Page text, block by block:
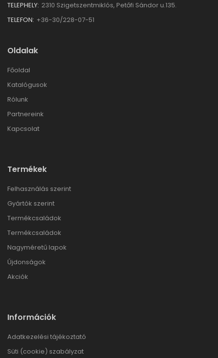
TELEPHELY: 2310 Szigetszentmiklós, Petőfi Sándor u.135.
TELEFON: +36-30/228-07-51
Oldalak
Főoldal
Katalógusok
Rólunk
Partnereink
Kapcsolat
Termékek
Felhasználás szerint
Gyártók szerint
Termékcsaládok
Termékcsaládok
Nagyméretű lapok
Újdonságok
Akciók
Információk
Adatkezelési tájékoztató
Süti (cookie) szabályzat